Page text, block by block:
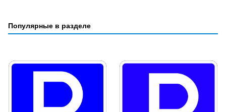
Популярные в разделе